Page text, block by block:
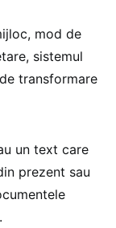
mod de
sistemul
transformare
un text care
prezent sau